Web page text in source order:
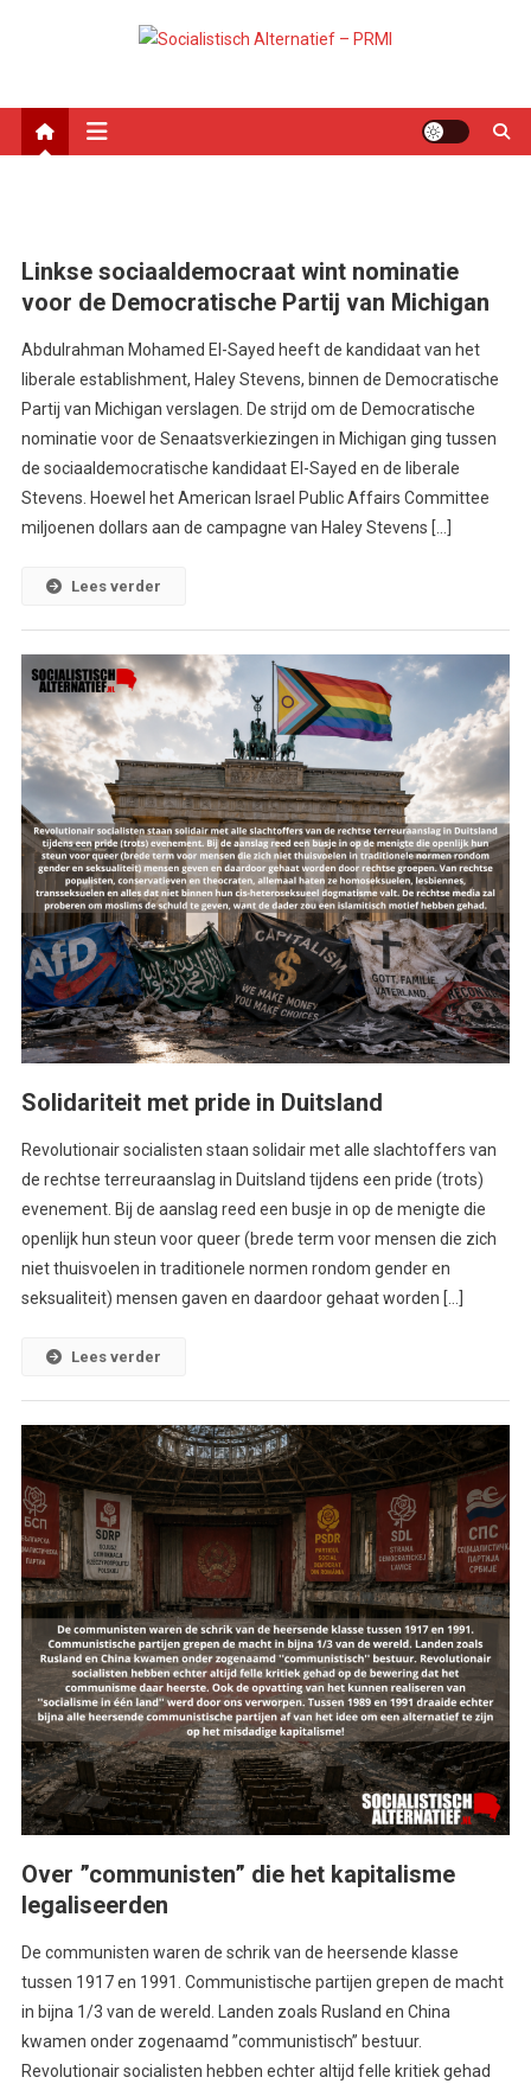
Linkse sociaaldemocraat wint nominatie
voor de Democratische Partij van Michigan
Abdulrahman Mohamed El-Sayed heeft de kandidaat van het
liberale establishment, Haley Stevens, binnen de Democratische
Partij van Michigan verslagen. De strijd om de Democratische
nominatie voor de Senaatsverkiezingen in Michigan ging tussen
de sociaaldemocratische kandidaat El-Sayed en de liberale
Stevens. Hoewel het American Israel Public Affairs Committee
miljoenen dollars aan de campagne van Haley Stevens […]
Lees verder
Solidariteit met pride in Duitsland
Revolutionair socialisten staan solidair met alle slachtoffers van
de rechtse terreuraanslag in Duitsland tijdens een pride (trots)
evenement. Bij de aanslag reed een busje in op de menigte die
openlijk hun steun voor queer (brede term voor mensen die zich
niet thuisvoelen in traditionele normen rondom gender en
seksualiteit) mensen gaven en daardoor gehaat worden […]
Lees verder
Over ”communisten” die het kapitalisme
legaliseerden
De communisten waren de schrik van de heersende klasse
tussen 1917 en 1991. Communistische partijen grepen de macht
in bijna 1/3 van de wereld. Landen zoals Rusland en China
kwamen onder zogenaamd ”communistisch” bestuur.
Revolutionair socialisten hebben echter altijd felle kritiek gehad